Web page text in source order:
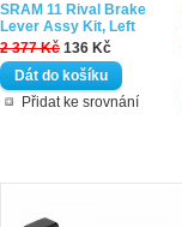
SRAM 11 Rival Brake
Lever Assy Kit, Left
2 377 Kč 136 Kč
Přidat ke srovnání